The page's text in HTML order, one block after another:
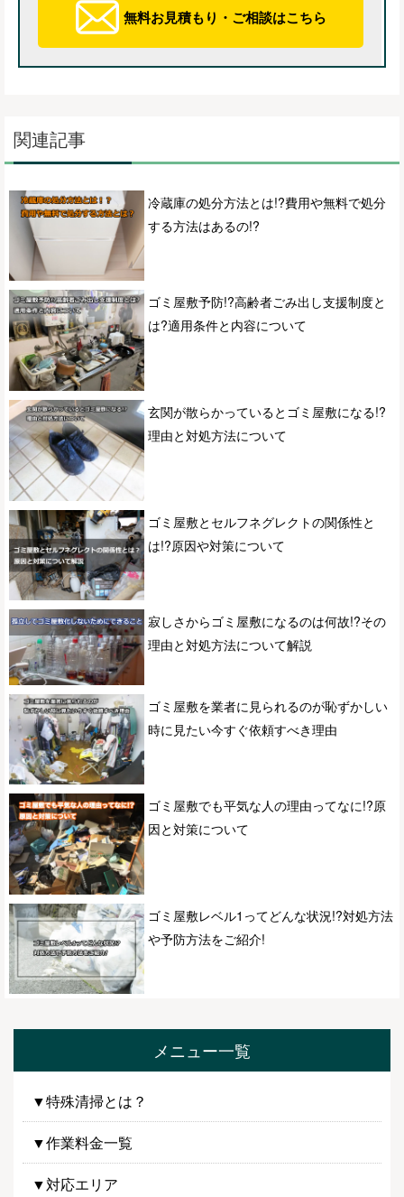
無料お見積もり・ご相談はこちら
関連記事
冷蔵庫の処分方法とは!?費用や無料で処分
する方法はあるの!?
ゴミ屋敷予防!?高齢者ごみ出し支援制度と
は?適用条件と内容について
玄関が散らかっているとゴミ屋敷になる!?
理由と対処方法について
ゴミ屋敷とセルフネグレクトの関係性と
は!?原因や対策について
寂しさからゴミ屋敷になるのは何故!?その
理由と対処方法について解説
ゴミ屋敷を業者に見られるのが恥ずかしい
時に見たい今すぐ依頼すべき理由
ゴミ屋敷でも平気な人の理由ってなに!?原
因と対策について
ゴミ屋敷レベル1ってどんな状況!?対処方法
や予防方法をご紹介!
メニュー一覧
▼特殊清掃とは？
▼作業料金一覧
▼対応エリア